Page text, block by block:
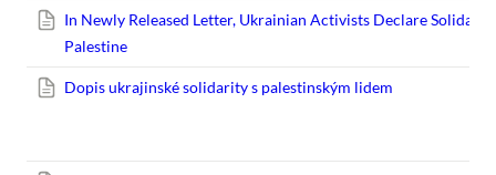
In Newly Released Letter, Ukrainian Activists Declare
Palestine
Dopis ukrajinské solidarity s palestinským lidem